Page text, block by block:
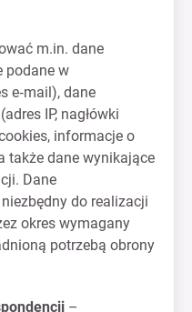
m.in. dane
podane w
e‑mail), dane
IP, nagłówki
informacje o
także dane wynikające
Dane
do realizacji
okres wymagany
potrzebą obrony
–